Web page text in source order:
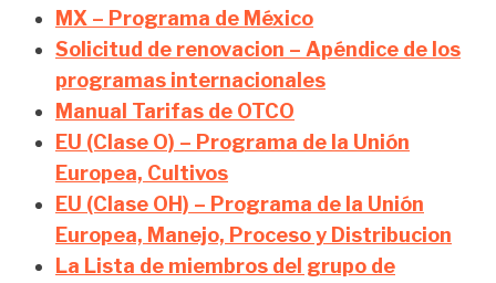
MX – Programa de México
Solicitud de renovacion – Apéndice de los
programas internacionales
Manual Tarifas de OTCO
EU (Clase O) – Programa de la Unión
Europea, Cultivos
EU (Clase OH) – Programa de la Unión
Europea, Manejo, Proceso y Distribucion
La Lista de miembros del grupo de